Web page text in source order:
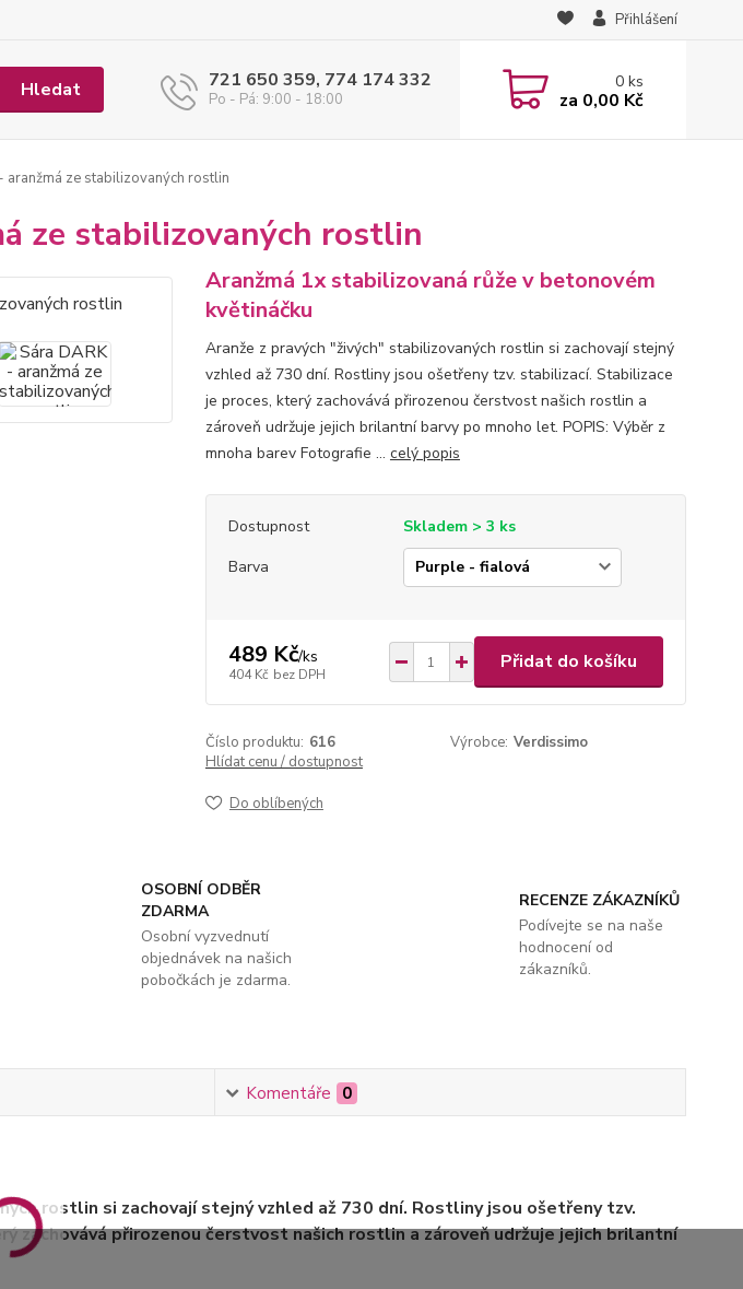
Přihlášení
Hledat 721 650 359, 774 174 332
Po - Pá: 9:00 - 18:00
0ks
za 0,00 Kč
aranžmá ze stabilizovaných rostlin
ze stabilizovaných rostlin
Aranžmá 1x stabilizovaná růže v betonovém
květináčku
Aranže z pravých "živých" stabilizovaných rostlin si zachovají stejný
vzhled až 730 dní. Rostliny jsou ošetřeny tzv. stabilizací. Stabilizace
je proces, který zachovává přirozenou čerstvost našich rostlin a
zároveň udržuje jejich brilantní barvy po mnoho let. POPIS: Výběr z
mnoha barev Fotografie ... celý popis
Dostupnost
Skladem > 3 ks
Barva
489 Kč/ks
404 Kč bez DPH
Přidat do košíku
Číslo produktu: 616 Výrobce: Verdissimo
Hlídat cenu / dostupnost
Do oblíbených
OSOBNÍ ODBĚR
ZDARMA
Osobní vyzvednutí
objednávek na našich
pobočkách je zdarma.
RECENZE ZÁKAZNÍKŮ
Podívejte se na naše
hodnocení od
zákazníků.
Komentáře 0
rostlin si zachovají stejný vzhled až 730 dní. Rostliny jsou ošetřeny tzv.
zachovává přirozenou čerstvost našich rostlin a zároveň udržuje jejich brilantní